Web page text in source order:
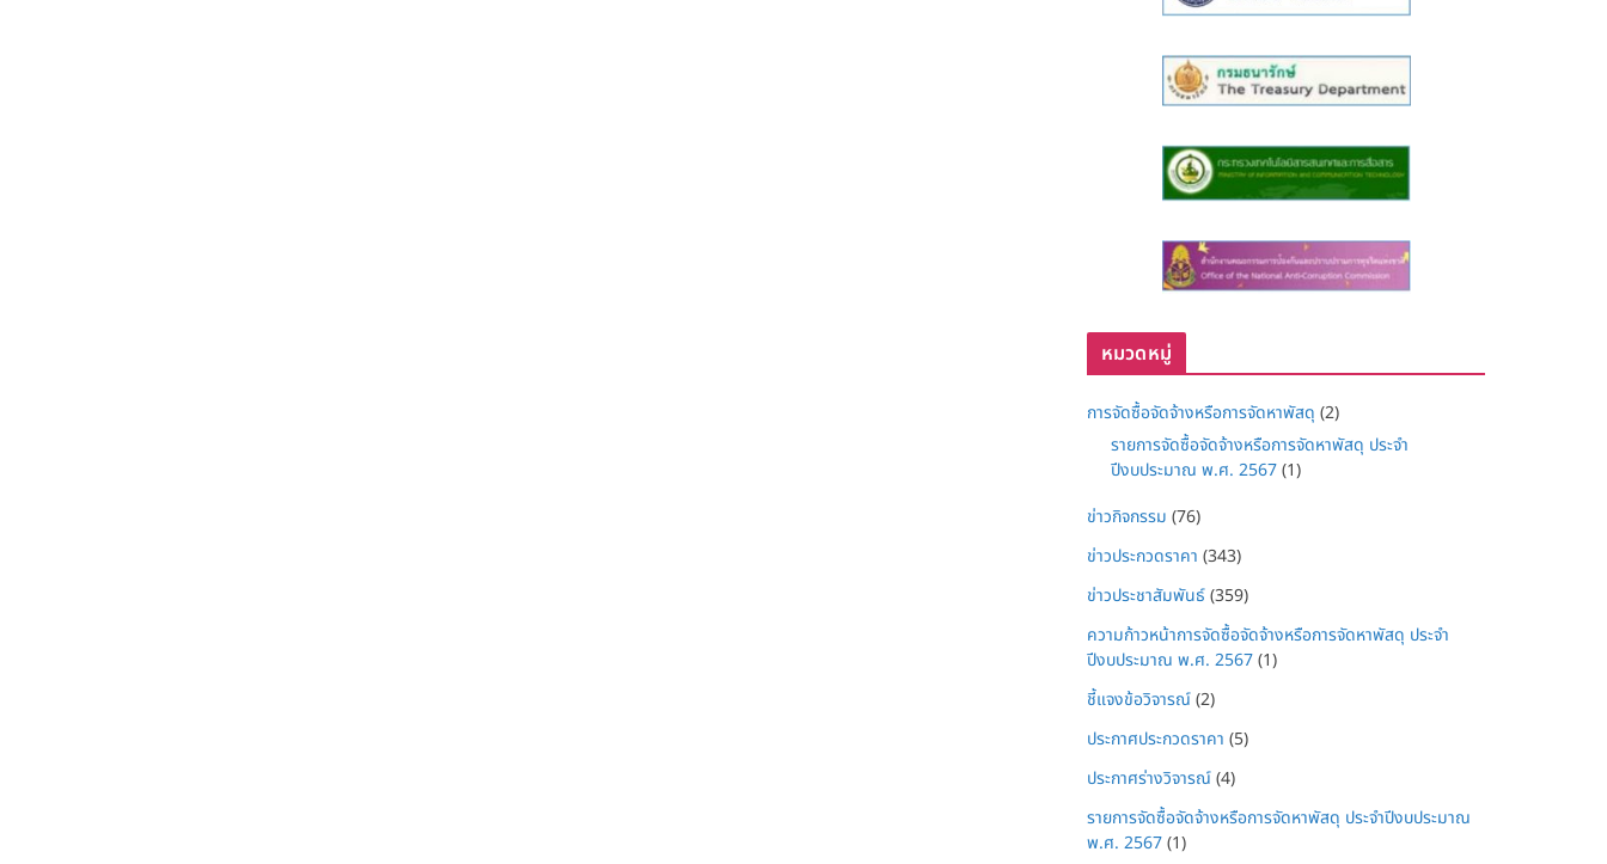
หมวดหมู่
การจัดซื้อจัดจ้างหรือการจัดหาพัสดุ (2)
รายการจัดซื้อจัดจ้างหรือการจัดหาพัสดุ ประจำ
ปีงบประมาณ พ.ศ. 2567(1)
ข่าวกิจกรรม (76)
ข่าวประกวดราคา (343)
ข่าวประชาสัมพันธ์(359)
ความก้าวหน้าการจัดซื้อจัดจ้างหรือการจัดหาพัสดุ ประจำ
ปีงบประมาณ พ.ศ. 2567(1)
ชี้แจงข้อวิจารณ์(2)
ประกาศประกวดราคา (5)
ประกาศร่างวิจารณ์(4)
รายการจัดซื้อจัดจ้างหรือการจัดหาพัสดุ ประจำปีงบประมาณ
พ.ศ. 2567(1)